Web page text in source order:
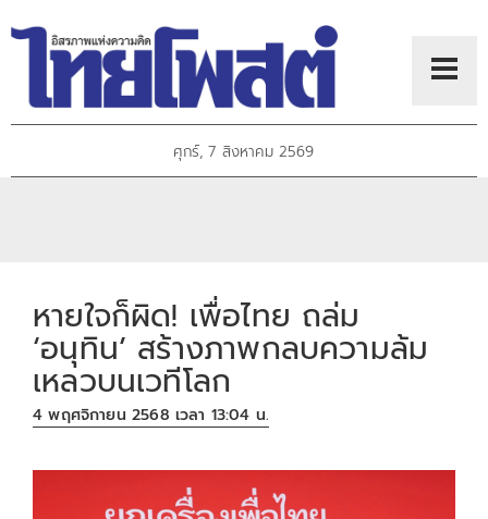
ศุกร์, 7 สิงหาคม 2569
หายใจก็ผิด! เพื่อไทย ถล่ม
‘อนุทิน’ สร้างภาพกลบความล้ม
เหลวบนเวทีโลก
4 พฤศจิกายน 2568 เวลา 13:04 น.